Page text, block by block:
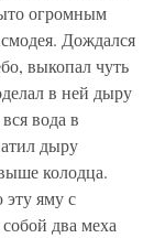
огромным
Дождался
выкопал чуть
в ней дыру
вода в
дыру
колодца.
яму с
два меха